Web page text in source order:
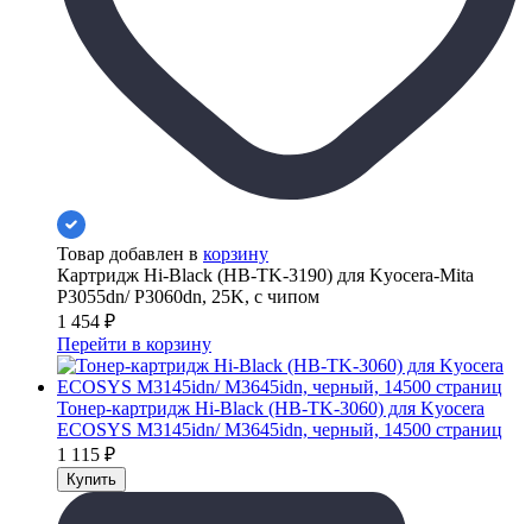
Товар добавлен в корзину
Картридж Hi-Black (HB-TK-3190) для Kyocera-Mita
P3055dn/ P3060dn, 25K, с чипом
1 454 ₽
Перейти в корзину
Тонер-картридж Hi-Black (HB-TK-3060) для Kyocera
ECOSYS M3145idn/ M3645idn, черный, 14500 страниц
1 115 ₽